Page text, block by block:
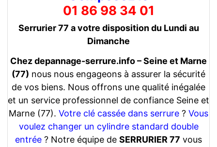
01 86 98 34 01
Serrurier 77 a votre disposition du Lundi au
Dimanche
Chez depannage-serrure.info – Seine et Marne
(77) nous nous engageons à assurer la sécurité
de vos biens. Nous offrons une qualité inégalée
et un service professionnel de confiance Seine et
Marne (77). Votre clé cassée dans serrure ? Vous
voulez changer un cylindre standard double
entrée ? Notre équipe de SERRURIER 77 vous